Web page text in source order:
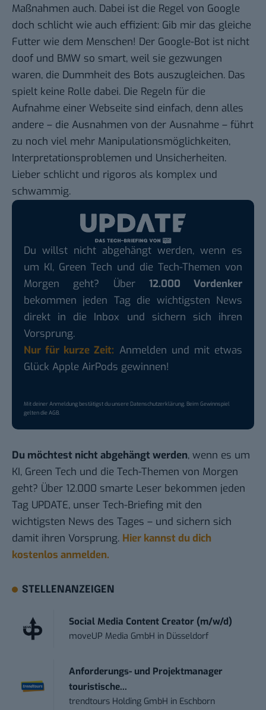
Maßnahmen auch. Dabei ist die Regel von Google
doch schlicht wie auch effizient: Gib mir das gleiche
Futter wie dem Menschen! Der Google-Bot ist nicht
doof und BMW so smart, weil sie gezwungen
waren, die Dummheit des Bots auszugleichen. Das
spielt keine Rolle dabei. Die Regeln für die
Aufnahme einer Webseite sind einfach, denn alles
andere – die Ausnahmen von der Ausnahme – führt
zu noch viel mehr Manipulationsmöglichkeiten,
Interpretationsproblemen und Unsicherheiten.
Lieber schlicht und rigoros als komplex und
schwammig.
Du willst nicht abgehängt werden, wenn es
um KI, Green Tech und die Tech-Themen von
Morgen geht? Über 12.000 Vordenker
bekommen jeden Tag die wichtigsten News
direkt in die Inbox und sichern sich ihren
Vorsprung.
Nur für kurze Zeit: Anmelden und mit etwas
Glück Apple AirPods gewinnen!
Mit deiner Anmeldung bestätigst du unsereDatenschutzerklärung. Beim Gewinnspiel
gelten dieAGB.
Du möchtest nicht abgehängt werden, wenn es um
KI, Green Tech und die Tech-Themen von Morgen
geht? Über 12.000 smarte Leser bekommen jeden
Tag UPDATE, unser Tech-Briefing mit den
wichtigsten News des Tages – und sichern sich
damit ihren Vorsprung. Hier kannst du dich
kostenlos anmelden.
STELLENANZEIGEN
Social Media Content Creator (m/w/d)
moveUP Media GmbH in Düsseldorf
Anforderungs- und Projektmanager
touristische...
trendtours Holding GmbH in Eschborn